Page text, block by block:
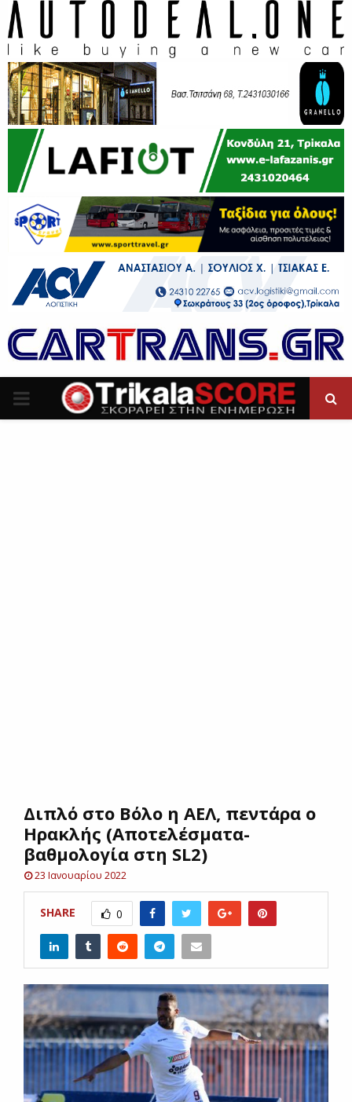
P
UΔιπλό στο Βόλο η ΑΕΛ, πεντάρα ο
Ηρακλής (Αποτελέσματα-
βαθμολογία στη SL2)
23 Ιανουαρίου 2022
SHARE 0